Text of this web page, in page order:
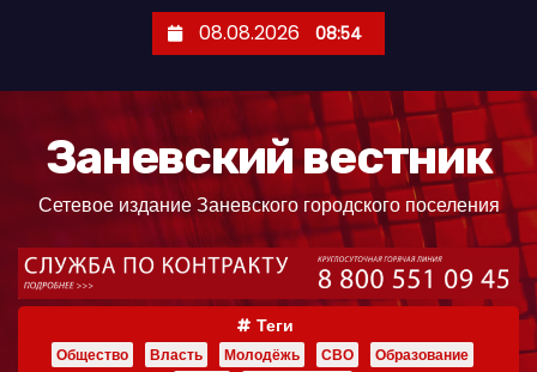
08.08.2026 08:54
Заневский вестник
Сетевое издание Заневского городского поселения
Теги
Общество Власть Молодёжь СВО
Образование